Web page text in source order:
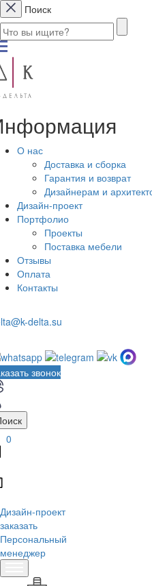
Поиск
О нас
Доставка и сборка
Гарантия и возврат
Дизайнерам и
Дизайн-проект
Портфолио
Проекты
Поставка мебели
Отзывы
Оплата
Контакты
delta.su
звонок
0
Дизайн-проект
заказать
Персональный
менеджер